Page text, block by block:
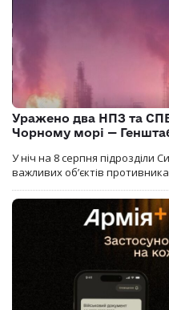
Уражено два НПЗ та
Чорному морі —
У ніч на 8 серпня підрозділи
важливих об’єктів